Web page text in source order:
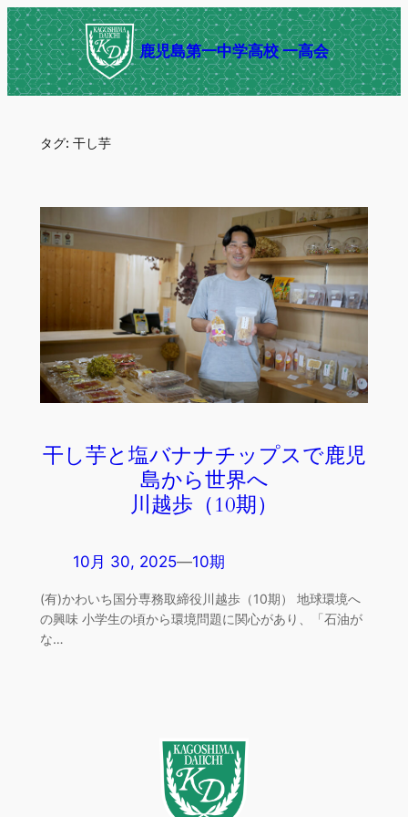
内
容
を
ス
鹿児島第一中学高校 一高会
タグ: 干し芋
干し芋と塩バナナチップスで鹿児
島から世界へ
川越歩（10期）
10月 30, 2025—10期
(有)かわいち国分専務取締役川越歩（10期） 地球環境へ
の興味 小学生の頃から環境問題に関心があり、「石油が
な…